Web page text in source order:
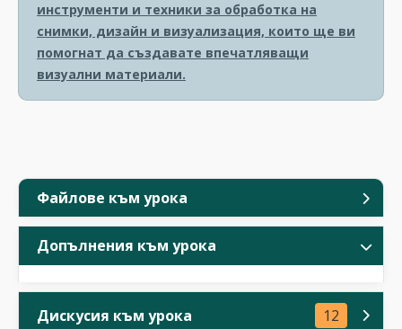
Файлове към урока
Допълнения към урока
Дискусия към урока 12
инструменти и техники за обработка на
снимки, дизайн и визуализация, които ще ви
помогнат да създавате впечатляващи
визуални материали.